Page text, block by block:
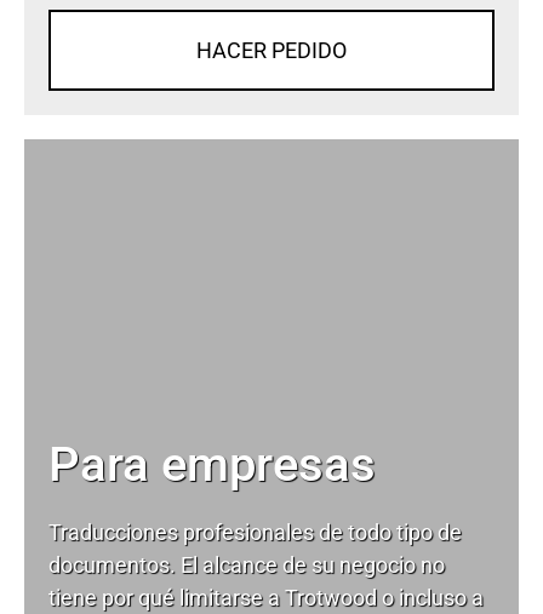
HACER PEDIDO
Para empresas
Traducciones profesionales de todo tipo de
documentos. El alcance de su negocio no
tiene por qué limitarse a Trotwood o incluso a